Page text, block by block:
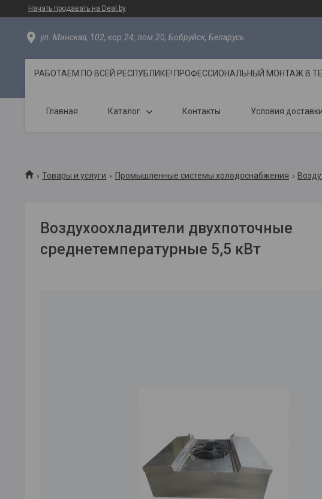
Начать продавать на Deal.by
ул. Минская, 102, кор.24, пом.20, Бобруйск, Беларусь
РАБОТАЕМ ПО ВСЕЙ РЕСПУБЛИКЕ! ПРОФЕССИОНАЛЬНЫЙ МОНТАЖ В
Главная Каталог Контакты Условия
Товары и услуги Промышленные системы холодоснабжения
Воздухоохладители двухпоточные
среднетемпературные 5,5 кВт